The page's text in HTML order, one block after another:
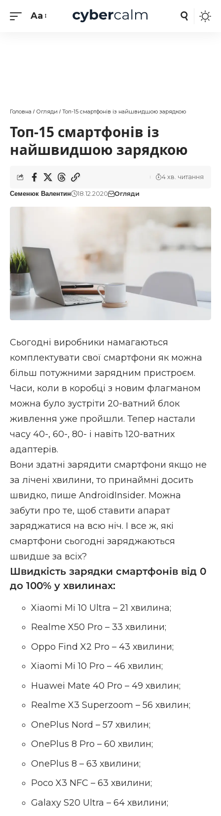
Aa
Головна / Огляди / Топ-15 смартфонів із найшвидшою зарядкою
Топ-15 смартфонів із
найшвидшою зарядкою
Семенюк Валентин 18.12.2020 Огляди
4 хв. читання
Сьогодні виробники намагаються
комплектувати свої смартфони як можна
більш потужними зарядним пристроєм.
Часи, коли в коробці з новим флагманом
можна було зустріти 20-ватний блок
живлення уже пройшли. Тепер настали
часу 40-, 60-, 80- і навіть 120-ватних
адаптерів.
Вони здатні зарядити смартфони якщо не
за лічені хвилини, то принаймні досить
швидко, пише AndroidInsider. Можна
забути про те, щоб ставити апарат
заряджатися на всю ніч. І все ж, які
смартфони сьогодні заряджаються
швидше за всіх?
Швидкість зарядки смартфонів від 0
до 100% у хвилинах:
Xiaomi Mi 10 Ultra – 21 хвилина;
Realme X50 Pro – 33 хвилини;
Oppo Find X2 Pro – 43 хвилини;
Xiaomi Mi 10 Pro – 46 хвилин;
Huawei Mate 40 Pro – 49 хвилин;
Realme X3 Superzoom – 56 хвилин;
OnePlus Nord – 57 хвилин;
OnePlus 8 Pro – 60 хвилин;
OnePlus 8 – 63 хвилини;
Poco X3 NFC – 63 хвилини;
Galaxy S20 Ultra – 64 хвилини;